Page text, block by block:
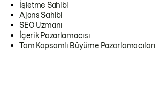
İşletme Sahibi
Ajans Sahibi
SEO Uzmanı
İçerik Pazarlamacısı
Tam Kapsamlı Büyüme Pazarlamacıları